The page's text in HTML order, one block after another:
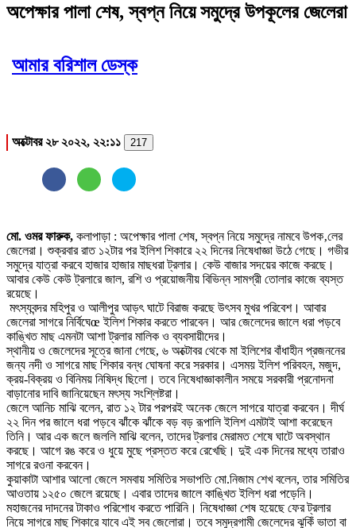
অপেক্ষার পালা শেষ, স্বপ্ন নিয়ে সমুদ্রে উপকূলের জেলেরা
আমার বরিশাল ডেস্ক
অক্টোবর ২৮ ২০২২, ২২:১১ 217
মো. ওমর ফারুক, কলাপাড়া : অপেক্ষার পালা শেষ, স্বপ্ন নিয়ে সমুদ্রে নামবে উপক‚লের
জেলেরা। শুক্রবার রাত ১২টার পর ইলিশ শিকারে ২২ দিনের নিষেধাজ্ঞা উঠে গেছে। গভীর
সমুদ্রে যাত্রা করবে হাজার হাজার মাছধরা ট্রলার। কেউ বাজার সদয়ের কাজে করছে।
আবার কেউ কেউ ট্রলারে জাল, রশি ও প্রয়োজনীয় বিভিন্ন সামগ্রী তোলার কাজে ব্যস্ত
রয়েছে।
মৎস্যবন্দর মহিপুর ও আলীপুর আড়ৎ ঘাটে বিরাজ করছে উৎসব মুখর পরিবেশ। আবার
জেলেরা সাগরে নির্বিঘেœ ইলিশ শিকার করতে পারবেন। আর জেলেদের জালে ধরা পড়বে
কাঙ্খিত মাছ এমনটা আশা ট্রলার মালিক ও ব্যবসায়ীদের।
স্থানীয় ও জেলেদের সূত্রে জানা গেছে, ৬ অক্টোবর থেকে মা ইলিশের বাঁধাহীন প্রজননের
জন্য নদী ও সাগরে মাছ শিকার বন্ধ ঘোষনা করে সরকার। এসময় ইলিশ পরিবহন, মজুদ,
ক্রয়-বিক্রয় ও বিনিময় নিষিদ্ধ ছিলো। তবে নিষেধাজ্ঞাকালীন সময়ে সরকারী প্রনোদনা
বাড়ানোর দাবি জানিয়েছেন মৎস্য সংশ্লিষ্টরা।
জেলে আনিচ মাঝি বলেন, রাত ১২ টার পরপরই অনেক জেলে সাগরে যাত্রা করবেন। দীর্ঘ
২২ দিন পর জালে ধরা পড়বে ঝাঁকে ঝাঁকে বড় বড় রূপালি ইলিশ এমটাই আশা করেছেন
তিনি। আর এক জলে জললি মাঝি বলেন, তাদের ট্রলার মেরামত শেষে ঘাটে অবস্থান
করছে। আগে রঙ করে ও ধুয়ে মুছে প্রস্তত করে রেখেছি। দুই এক দিনের মধ্যে তারাও
সাগরে রওনা করবেন।
কুয়াকাটা আশার আলো জেলে সমবায় সমিতির সভাপতি মো.নিজাম শেখ বলেন, তার সমিতির
আওতায় ১২৫০ জেলে রয়েছে। এবার তাদের জালে কাঙ্খিত ইলিশ ধরা পড়েনি।
মহাজনের দাদনের টাকাও পরিশোধ করতে পারিনি। নিষেধাজ্ঞা শেষ হয়েছে ফের ট্রলার
নিয়ে সাগরে মাছ শিকারে যাবে এই সব জেলোরা। তবে সমুদ্রগামী জেলেদের ঝুকিঁ ভাতা বা